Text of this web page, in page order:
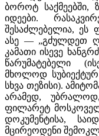
ბოროტ
იდეები.
შესაძლებელია, ეს
ასე — „გძულდეთ
კამათი ისევე
წარუმატებელი
მხოლოდ სუბიექტურ
სხვა თეზისი).
არამედ,
ფილარეტ
დოკუმენტისა,
მცირეოდენი